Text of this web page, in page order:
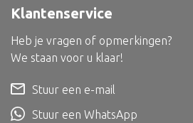
Pilaar
Pot
Schaal
Dienblad
Mand
Klantenservice
Heb je vragen of opmerkingen?
We staan voor u klaar!
Stuur een e-mail
Stuur een WhatsApp